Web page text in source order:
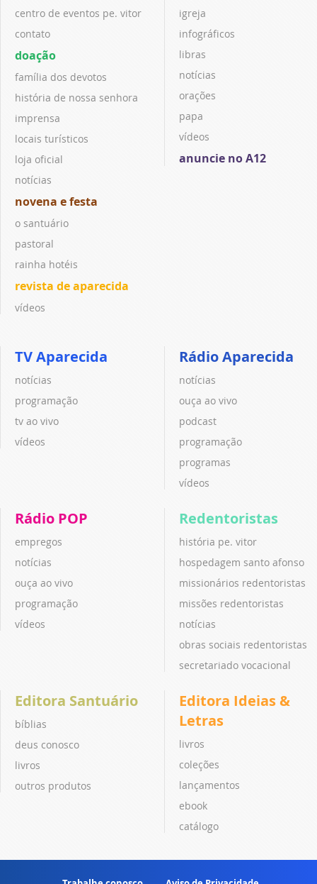
centro de eventos pe. vitor
contato
doação
família dos devotos
história de nossa senhora
imprensa
locais turísticos
loja oficial
notícias
novena e festa
o santuário
pastoral
rainha hotéis
revista de aparecida
vídeos
igreja
infográficos
libras
notícias
orações
papa
vídeos
anuncie no A12
TV Aparecida
notícias
programação
tv ao vivo
vídeos
Rádio Aparecida
notícias
ouça ao vivo
podcast
programação
programas
vídeos
Rádio POP
empregos
notícias
ouça ao vivo
programação
vídeos
Redentoristas
história pe. vitor
hospedagem santo afonso
missionários redentoristas
missões redentoristas
notícias
obras sociais redentoristas
secretariado vocacional
Editora Santuário
bíblias
deus conosco
livros
outros produtos
Editora Ideias &
Letras
livros
coleções
lançamentos
ebook
catálogo